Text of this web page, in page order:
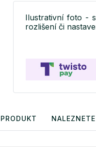
Ilustrativní foto -
rozlišení či